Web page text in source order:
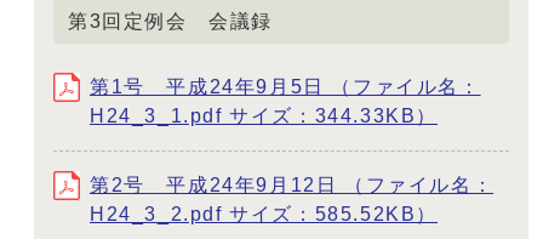
第3回定例会 会議録
第1号 平成24年9月5日 （ファイル名：
H24_3_1.pdf サイズ：344.33KB）
第2号 平成24年9月12日 （ファイル名：
H24_3_2.pdf サイズ：585.52KB）